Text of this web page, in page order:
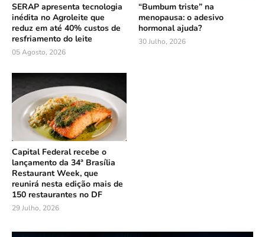
SERAP apresenta tecnologia
inédita no Agroleite que
reduz em até 40% custos de
resfriamento do leite
05 Agosto, 2026
“Bumbum triste” na
menopausa: o adesivo
hormonal ajuda?
30 Julho, 2026
Capital Federal recebe o
lançamento da 34ª Brasília
Restaurant Week, que
reunirá nesta edição mais de
150 restaurantes no DF
29 Julho, 2026